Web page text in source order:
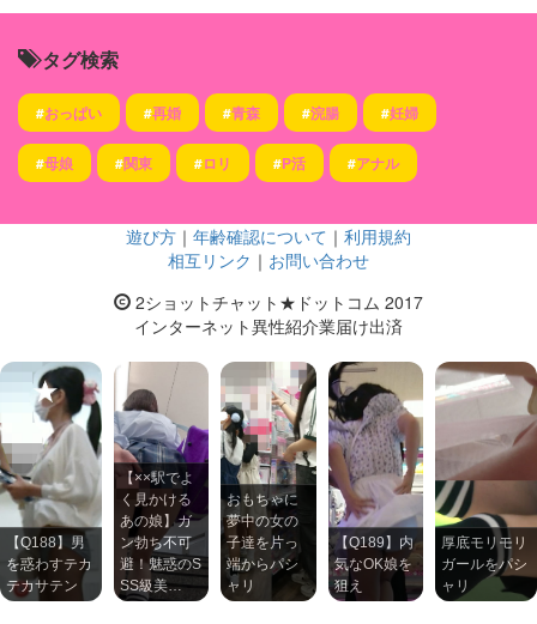
タグ検索
#おっぱい #再婚 #青森 #浣腸 #妊婦
#母娘 #関東 #ロリ #P活 #アナル
遊び方 ｜ 年齢確認について ｜ 利用規約
相互リンク ｜ お問い合わせ
2ショットチャット★ドットコム 2017
インターネット異性紹介業届け出済
【Q188】男
を惑わすテカ
テカサテン
【××駅でよ
く見かける
あの娘】ガ
ン勃ち不可
避！魅惑のS
SS級美…
おもちゃに
夢中の女の
子達を片っ
端からパシ
ャリ
【Q189】内
気なOK娘を
狙え
厚底モリモリ
ガールをパシ
ャリ